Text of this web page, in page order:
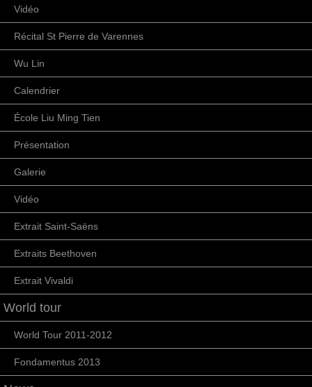
Vidéo
Récital St Pierre de Varennes
Wu Lin
Calendrier
École Liu Ming Tien
Présentation
Galerie
Vidéo
Extrait Saint-Saëns
Extraits Beethoven
Extrait Vivaldi
World tour
World Tour 2011-2012
Fondamentus 2013